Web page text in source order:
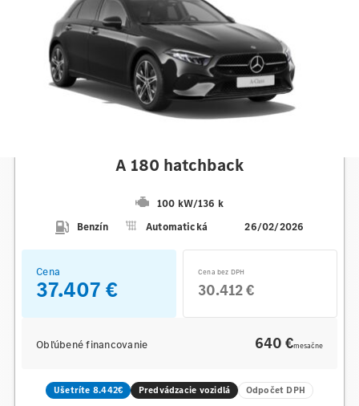
A 180 hatchback
100 kW/136 k
Benzín
Automatická 26/02/2026
Cena
37.407 €
Cena bez DPH
30.412 €
Obľúbené financovanie 640 €mesačne
Ušetríte 8.442€ Predvádzacie vozidlá Odpočet DPH